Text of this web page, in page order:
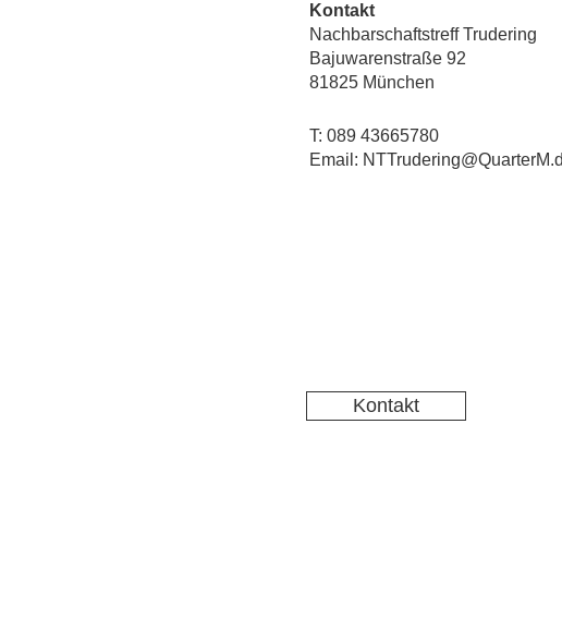
Kontakt
Nachbarschaftstreff Trudering
Bajuwarenstraße 92
81825 München
T: 089 43665780
Email:
Kontakt